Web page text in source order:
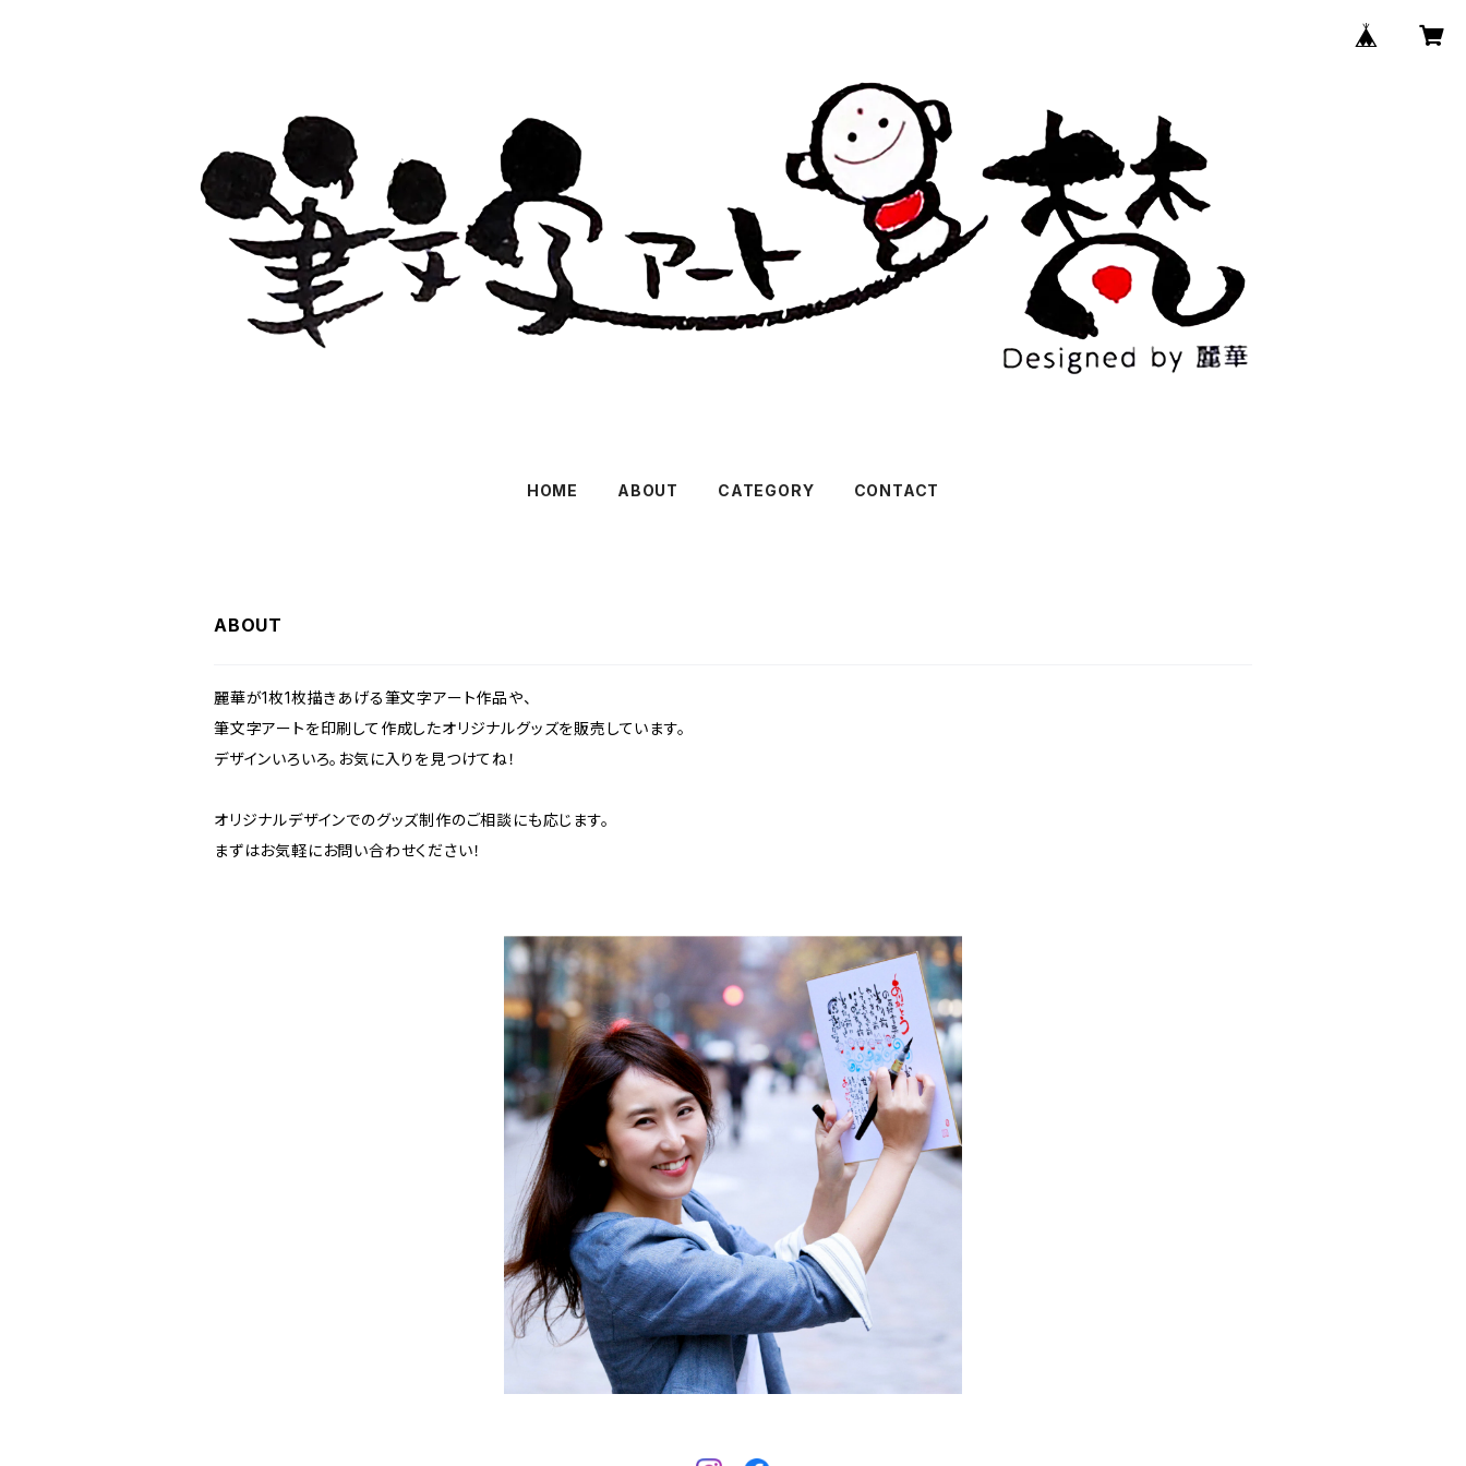
HOME ABOUT CATEGORY CONTACT
ABOUT
麗華が1枚1枚描きあげる筆文字アート作品や、
筆文字アートを印刷して作成したオリジナルグッズを販売しています。
デザインいろいろ。お気に入りを見つけてね！
オリジナルデザインでのグッズ制作のご相談にも応じます。
まずはお気軽にお問い合わせください！